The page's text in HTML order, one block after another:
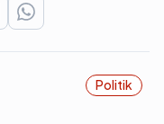
Politik